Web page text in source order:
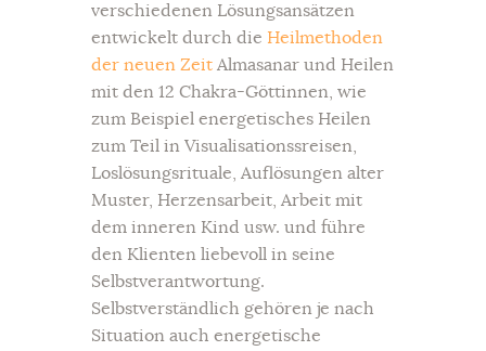
verschiedenen Lösungsansätzen
entwickelt durch die Heilmethoden
der neuen Zeit Almasanar und Heilen
mit den 12 Chakra-Göttinnen, wie
zum Beispiel energetisches Heilen
zum Teil in Visualisationssreisen,
Loslösungsrituale, Auflösungen alter
Muster, Herzensarbeit, Arbeit mit
dem inneren Kind usw. und führe
den Klienten liebevoll in seine
Selbstverantwortung.
Selbstverständlich gehören je nach
Situation auch energetische